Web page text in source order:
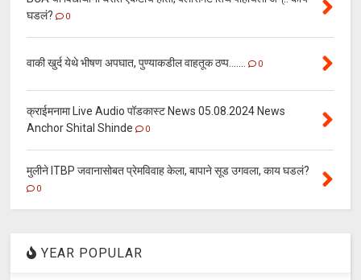
घडलं?
0
वाकी खुर्द येथे भीषण अपघात, पुण्याकडील वाहतूक ठप्प....... 0
क्राईमनामा Live Audio पॉडकास्ट News 05.08.2024 News
Anchor Shital Shinde
0
मुलीने ITBP जवानासोबत प्रेमविवाह केला, बापाने सूड उगवला, काय घडलं?
0
YEAR POPULAR